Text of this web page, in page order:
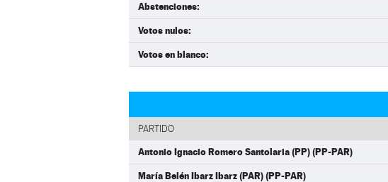
Abstenciones:
Votos nulos:
Votos en blanco:
PARTIDO
Antonio Ignacio Romero Santolaria (PP) (PP-PAR)
María Belén Ibarz Ibarz (PAR) (PP-PAR)